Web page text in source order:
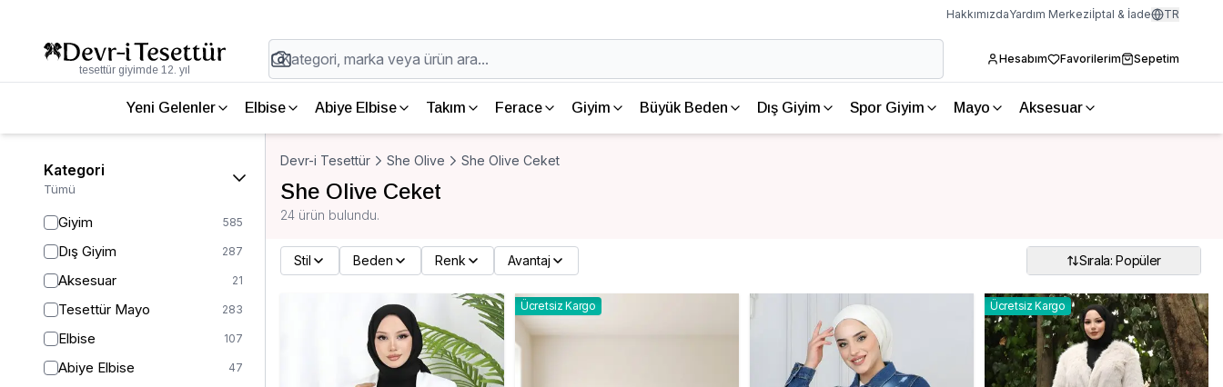
HakkımızdaYardım Merkeziİptal & İade TR
tesettür giyimde 12. yıl
Hesabım Favorilerim Sepetim
Yeni Gelenler Elbise Abiye Elbise Takım Ferace Giyim Büyük Beden Dış Giyim Spor Giyim Mayo Aksesuar
Kategori
Tümü
Giyim 585
Dış Giyim 287
Aksesuar 21
Tesettür Mayo 283
Elbise 107
Abiye Elbise 47
Devr-i Tesettür She Olive She Olive Ceket
She Olive Ceket
24 ürün bulundu.
Stil Beden Renk Avantaj Sırala: Popüler
Ücretsiz Kargo Ücretsiz Kargo